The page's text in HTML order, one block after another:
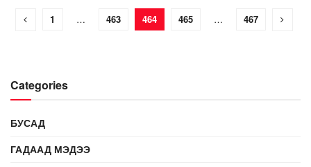
1 … 463 464 465 … 467
Categories
БУСАД
ГАДААД МЭДЭЭ